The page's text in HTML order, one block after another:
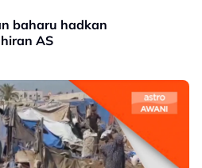
baharu hadkan
AS